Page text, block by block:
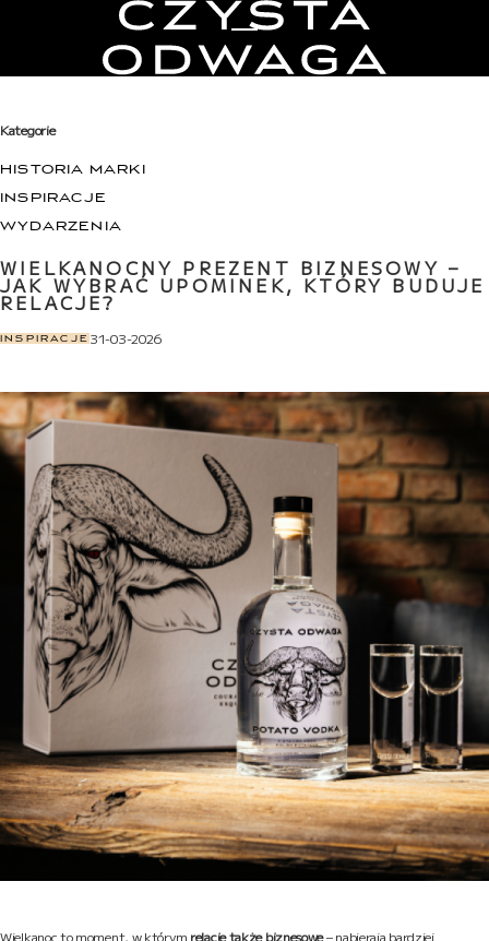
Toggle Menu
Kategorie
HISTORIA MARKI
INSPIRACJE
WYDARZENIA
WIELKANOCNY PREZENT BIZNESOWY –
JAK WYBRAĆ UPOMINEK, KTÓRY BUDUJE
RELACJE?
IN
INSPIRACJE 31-03-2026
Wielkanoc to moment, w którym relacje także biznesowe– nabierają bardziej